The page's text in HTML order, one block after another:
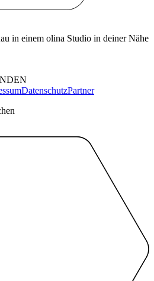
in einem olina Studio in deiner Nähe
DatenschutzPartner